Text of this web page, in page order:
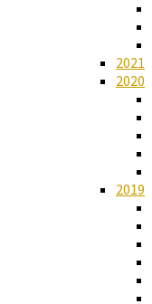
2021
2020
2019